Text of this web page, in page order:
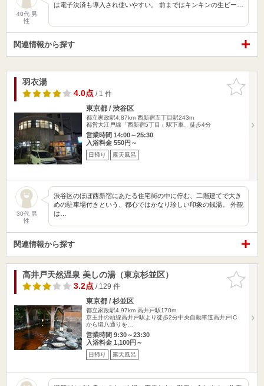
40代 男
性
は電子決済も導入され使いやすい。 前まではキンキンの生ビー…
関連情報から探す
お気に入
りに追加
羽衣湯
4.0点/ 1 件
東京都 / 渋谷区
都立家政駅4.87km 西新宿五丁目駅243m
都営大江戸線「西新宿5丁目」駅下車、徒歩4分
営業時間 14:00～25:30
入浴料金 550円～
日帰り 露天風呂
30代 男
性
渋谷区のほぼ西新宿にあたる住宅街の中に佇む、二階建てで大き
めの駐車場付きという、都心ではかなり珍しい印象の銭湯。 外観
は…
関連情報から探す
お気に入
りに追加
高井戸天然温泉 美しの湯（東京杉並区）
3.2点/ 129 件
東京都 / 杉並区
都立家政駅4.97km 高井戸駅170m
京王井の頭線高井戸駅より徒歩2分中央自動車道高井戸IC
から環八通りを…
営業時間 9:30～23:30
入浴料金 1,100円～
日帰り 露天風呂